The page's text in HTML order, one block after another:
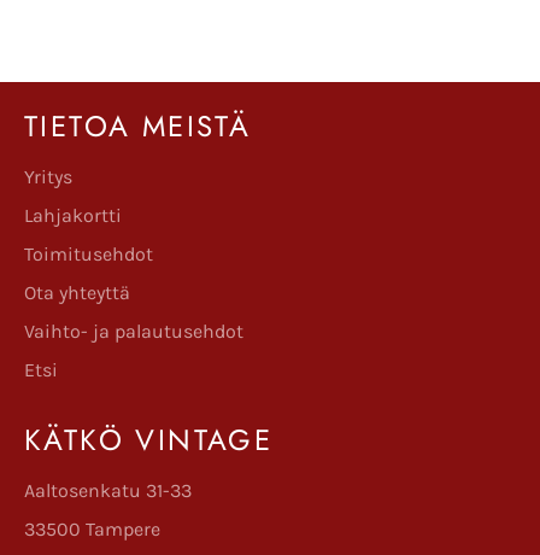
TIETOA MEISTÄ
Yritys
Lahjakortti
Toimitusehdot
Ota yhteyttä
Vaihto- ja palautusehdot
Etsi
KÄTKÖ VINTAGE
Aaltosenkatu 31-33
33500 Tampere